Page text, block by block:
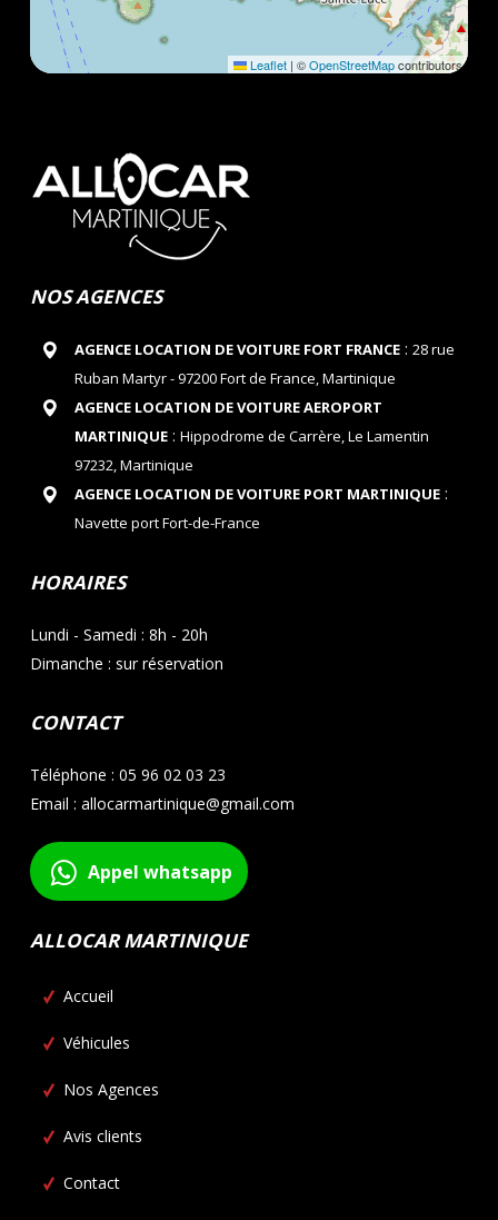
Leaflet | ©OpenStreetMapcontributors
NOS AGENCES
AGENCE LOCATION DE VOITURE FORT FRANCE: 28 rue
Ruban Martyr - 97200 Fort de France, Martinique
AGENCE LOCATION DE VOITURE AEROPORT
MARTINIQUE: Hippodrome de Carrère, Le Lamentin
97232, Martinique
AGENCE LOCATION DE VOITURE PORT MARTINIQUE:
Navette port Fort-de-France
HORAIRES
Lundi - Samedi : 8h - 20h
Dimanche : sur réservation
CONTACT
Téléphone : 05 96 02 03 23
Email : allocarmartinique@gmail.com
Appel whatsapp
ALLOCAR MARTINIQUE
Accueil
Véhicules
Nos Agences
Avis clients
Contact